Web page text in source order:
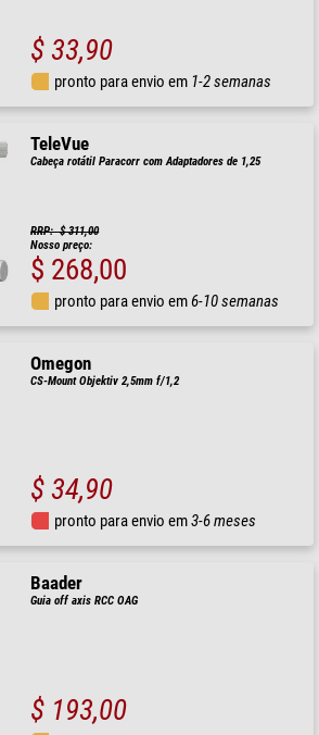
$ 33,90
pronto para envio em 1-2 semanas
TeleVue
Cabeça rotátil Paracorr com Adaptadores de 1,25
RRP: $ 311,00
Nosso preço:
$ 268,00
pronto para envio em6-10 semanas
Omegon
CS-Mount Objektiv 2,5mm f/1,2
$ 34,90
pronto para envio em3-6 meses
Baader
Guia off axis RCC OAG
$ 193,00